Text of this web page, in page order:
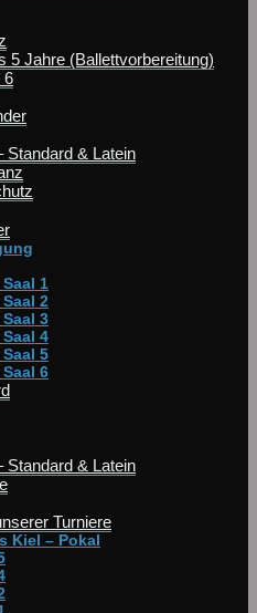
5 Jahre (Ballettvorbereitung)
6
Standard & Latein
1
2
3
4
5
6
Standard & Latein
Turniere
Kiel – Pokal